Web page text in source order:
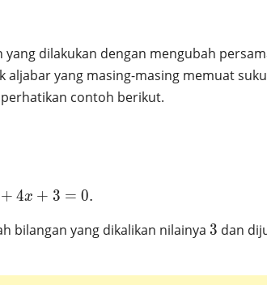
dilakukan dengan mengubah
yang masing-masing memuat
contoh berikut.
x^2+4x+3=0.
+ 4x + 3 = 0.
bilangan yang dikalikan nilainya 3
3 dan